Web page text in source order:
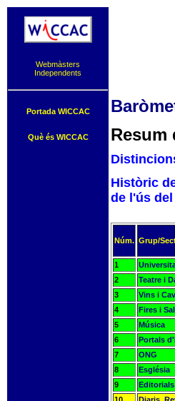
Webmàsters
Independents
Portada WICCAC
Què és WICCAC
Resum
Històric
de l'ús
Núm. Grup/
1
2
Teatre i
3
Vins i
4
Fires i
5
Música
6
Portals
7
ONG
8
Església
9